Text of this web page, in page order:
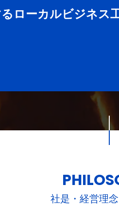
ローカルビジネス
社是・経営理